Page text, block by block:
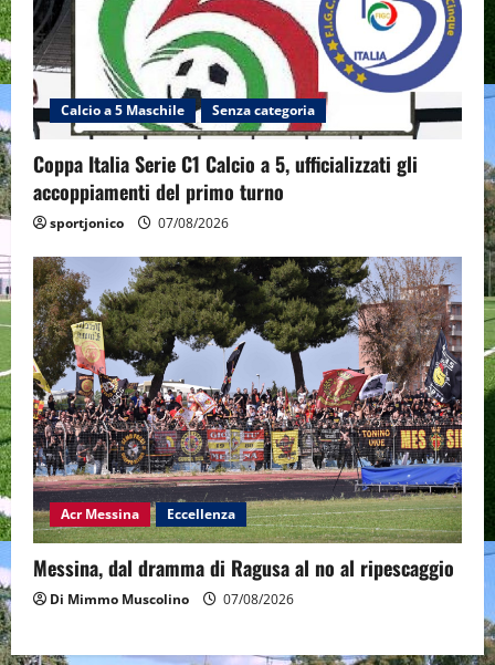
Calcio a 5 Maschile Senza categoria
Coppa Italia Serie C1 Calcio a 5, ufficializzati gli
accoppiamenti del primo turno
sportjonico 07/08/2026
Acr Messina Eccellenza
Messina, dal dramma di Ragusa al no al ripescaggio
Di Mimmo Muscolino 07/08/2026